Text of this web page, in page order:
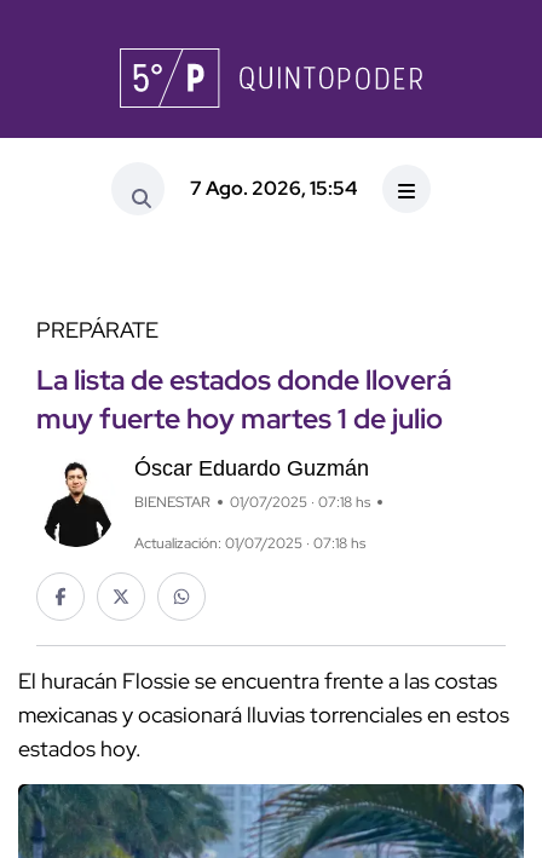
7 Ago. 2026, 15:54
PREPÁRATE
La lista de estados donde lloverá
muy fuerte hoy martes 1 de julio
Óscar Eduardo Guzmán
BIENESTAR 01/07/2025 · 07:18 hs
Actualización: 01/07/2025 · 07:18 hs
El huracán Flossie se encuentra frente a las costas
mexicanas y ocasionará lluvias torrenciales en estos
estados hoy.